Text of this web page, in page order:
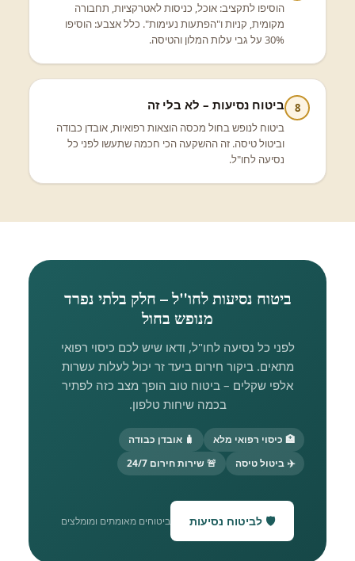
הוסיפו לתקציב: אוכל, כניסות לאטרקציות, תחבורה
מקומית, קניות ו"הפתעות נעימות". כלל אצבע: הוסיפו
30% על גבי עלות המלון והטיסה.
8 ביטוח נסיעות – לא בלי זה
ביטוח לנופש בחול מכסה הוצאות רפואיות, אובדן כבודה
וביטול טיסה. זה ההשקעה הכי חכמה שתעשו לפני כל
נסיעה לחו"ל.
ביטוח נסיעות לחו"ל – חלק בלתי נפרד
מנופש בחול
לפני כל נסיעה לחו"ל, ודאו שיש לכם כיסוי רפואי
מתאים. ביקור חירום ביעד זר יכול לעלות עשרות
אלפי שקלים – ביטוח טוב הופך מצב כזה לפתיר
בכמה שיחות טלפון.
🏥 כיסוי רפואי מלא
🧳 אובדן כבודה
✈️ ביטול טיסה
🚨 שירות חירום 24/7
🛡️ לביטוח נסיעות ביטוחים מאומתים ומומלצים